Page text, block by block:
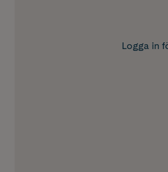
Logga in